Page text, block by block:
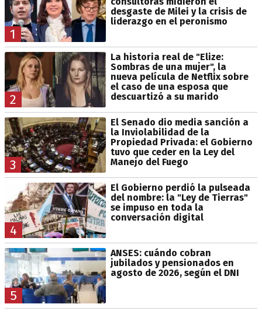
1
desgaste de Milei y la crisis de
liderazgo en el peronismo
2
La historia real de "Elize:
Sombras de una mujer", la
nueva película de Netflix sobre
el caso de una esposa que
descuartizó a su marido
3
El Senado dio media sanción a
la Inviolabilidad de la
Propiedad Privada: el Gobierno
tuvo que ceder en la Ley del
Manejo del Fuego
4
El Gobierno perdió la pulseada
del nombre: la "Ley de Tierras"
se impuso en toda la
conversación digital
5
ANSES: cuándo cobran
jubilados y pensionados en
agosto de 2026, según el DNI